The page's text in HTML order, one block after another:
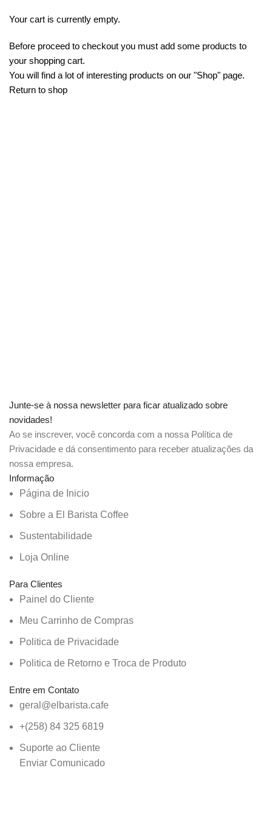
Your cart is currently empty.
Before proceed to checkout you must add some products to
your shopping cart.
You will find a lot of interesting products on our "Shop" page.
Return to shop
Junte-se à nossa newsletter para ficar atualizado sobre
novidades!
Ao se inscrever, você concorda com a nossa Política de
Privacidade e dá consentimento para receber atualizações da
nossa empresa.
Informação
Página de Inicio
Sobre a El Barista Coffee
Sustentabilidade
Loja Online
Para Clientes
Painel do Cliente
Meu Carrinho de Compras
Politica de Privacidade
Politica de Retorno e Troca de Produto
Entre em Contato
geral@elbarista.cafe
‭+(258) 84 325 6819
Suporte ao Cliente
Enviar Comunicado